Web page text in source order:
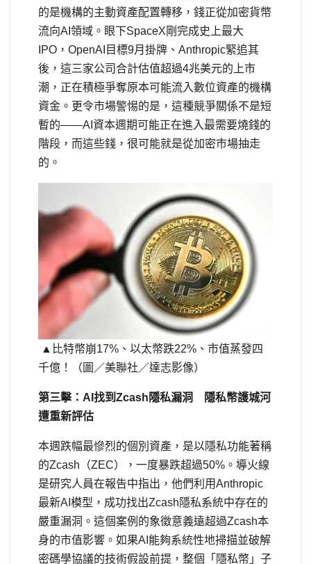
的是機構的主動資產配置轉移，錢正從加密貨幣
流向AI領域。眼下SpaceX剛完成史上最大
IPO，OpenAI目標9月掛牌、Anthropic緊追其
後，這三家公司合計估值超過4兆美元的上市
潮，正在積極爭奪原本可能流入數位資產的機構
資金。更令市場警惕的是，這種競爭關係不是短
暫的——AI資本週期可能正在進入最需要燒錢的
階段，而這些錢，很可能就是從加密市場抽走
的。
▲比特幣崩17%、以太幣跌22%、市值蒸發四
千億！（圖／美聯社／達志影像）
第三擊：AI找到Zcash隱私漏洞 隱私幣護城河
遭重新評估
本週跌幅最慘烈的個別資產，是以隱私功能著稱
的Zcash（ZEC），一度暴跌超過50%。導火線
是研究人員在報告中指出，他們利用Anthropic
最新AI模型，成功找出Zcash隱私系統中存在的
嚴重漏洞。這個案例的象徵意義遠超過Zcash本
身的市值影響。如果AI能夠系統性地掃描並破解
密碼學協議的技術假設前提，整個「隱私幣」子